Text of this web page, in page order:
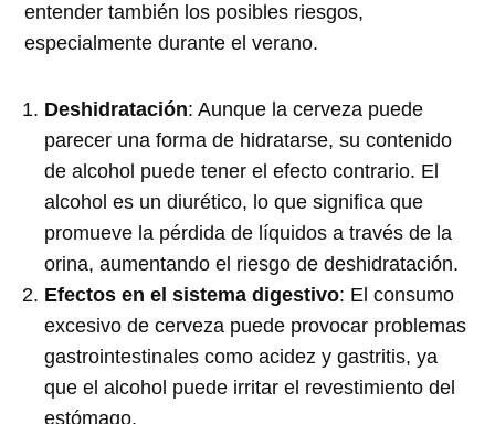
entender también los posibles riesgos,
especialmente durante el verano.
Deshidratación: Aunque la cerveza puede
parecer una forma de hidratarse, su contenido
de alcohol puede tener el efecto contrario. El
alcohol es un diurético, lo que significa que
promueve la pérdida de líquidos a través de la
orina, aumentando el riesgo de deshidratación.
Efectos en el sistema digestivo: El consumo
excesivo de cerveza puede provocar problemas
gastrointestinales como acidez y gastritis, ya
que el alcohol puede irritar el revestimiento del
estómago.